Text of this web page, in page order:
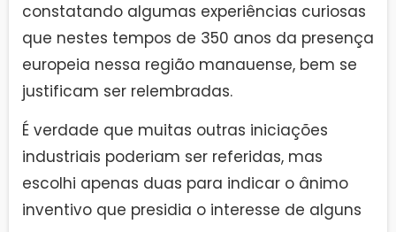
constatando algumas experiências curiosas
que nestes tempos de 350 anos da presença
europeia nessa região manauense, bem se
justificam ser relembradas.
É verdade que muitas outras iniciações
industriais poderiam ser referidas, mas
escolhi apenas duas para indicar o ânimo
inventivo que presidia o interesse de alguns